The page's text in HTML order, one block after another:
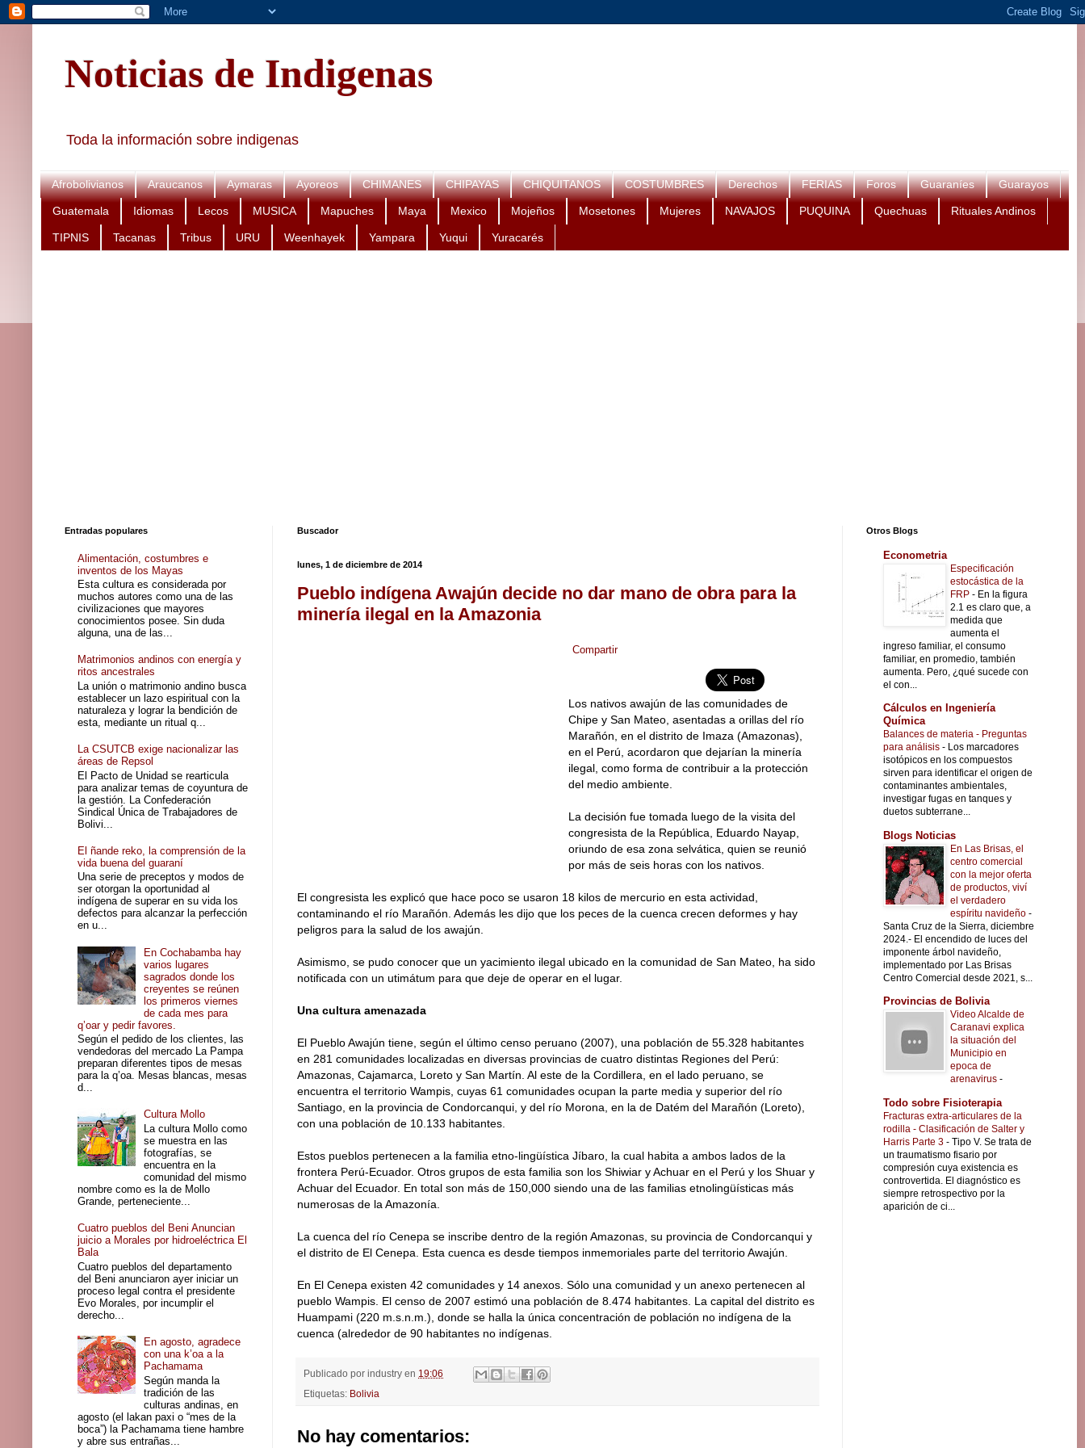
Noticias de Indigenas
Toda la información sobre indigenas
Afrobolivianos Araucanos Aymaras Ayoreos CHIMANES CHIPAYAS CHIQUITANOS COSTUMBRES Derechos FERIAS Foros Guaraníes Guarayos
Guatemala Idiomas Lecos MUSICA Mapuches Maya Mexico Mojeños Mosetones Mujeres NAVAJOS PUQUINA Quechuas Rituales Andinos
TIPNIS Tacanas Tribus URU Weenhayek Yampara Yuqui Yuracarés
Buscador
lunes, 1 de diciembre de 2014
Pueblo indígena Awajún decide no dar mano de obra para la
minería ilegal en la Amazonia
Compartir
Los nativos awajún de las comunidades de
Chipe y San Mateo, asentadas a orillas del río
Marañón, en el distrito de Imaza (Amazonas),
en el Perú, acordaron que dejarían la minería
ilegal, como forma de contribuir a la protección
del medio ambiente.
La decisión fue tomada luego de la visita del
congresista de la República, Eduardo Nayap,
oriundo de esa zona selvática, quien se reunió
por más de seis horas con los nativos.
El congresista les explicó que hace poco se usaron 18 kilos de mercurio en esta actividad,
contaminando el río Marañón. Además les dijo que los peces de la cuenca crecen deformes y hay
peligros para la salud de los awajún.
Asimismo, se pudo conocer que un yacimiento ilegal ubicado en la comunidad de San Mateo, ha sido
notificada con un utimátum para que deje de operar en el lugar.
Una cultura amenazada
El Pueblo Awajún tiene, según el último censo peruano (2007), una población de 55.328 habitantes
en 281 comunidades localizadas en diversas provincias de cuatro distintas Regiones del Perú:
Amazonas, Cajamarca, Loreto y San Martín. Al este de la Cordillera, en el lado peruano, se
encuentra el territorio Wampis, cuyas 61 comunidades ocupan la parte media y superior del río
Santiago, en la provincia de Condorcanqui, y del río Morona, en la de Datém del Marañón (Loreto),
con una población de 10.133 habitantes.
Estos pueblos pertenecen a la familia etno-lingüística Jíbaro, la cual habita a ambos lados de la
frontera Perú-Ecuador. Otros grupos de esta familia son los Shiwiar y Achuar en el Perú y los Shuar y
Achuar del Ecuador. En total son más de 150,000 siendo una de las familias etnolingüísticas más
numerosas de la Amazonía.
La cuenca del río Cenepa se inscribe dentro de la región Amazonas, su provincia de Condorcanqui y
el distrito de El Cenepa. Esta cuenca es desde tiempos inmemoriales parte del territorio Awajún.
En El Cenepa existen 42 comunidades y 14 anexos. Sólo una comunidad y un anexo pertenecen al
pueblo Wampis. El censo de 2007 estimó una población de 8.474 habitantes. La capital del distrito es
Huampami (220 m.s.n.m.), donde se halla la única concentración de población no indígena de la
cuenca (alrededor de 90 habitantes no indígenas.
Publicado por industry en 19:06
Etiquetas: Bolivia
No hay comentarios:
Entradas populares
Alimentación, costumbres e
inventos de los Mayas
Esta cultura es considerada por
muchos autores como una de las
civilizaciones que mayores
conocimientos posee. Sin duda
alguna, una de las...
Matrimonios andinos con energía y
ritos ancestrales
La unión o matrimonio andino busca
establecer un lazo espiritual con la
naturaleza y lograr la bendición de
esta, mediante un ritual q...
La CSUTCB exige nacionalizar las
áreas de Repsol
El Pacto de Unidad se rearticula
para analizar temas de coyuntura de
la gestión. La Confederación
Sindical Única de Trabajadores de
Bolivi...
El ñande reko, la comprensión de la
vida buena del guaraní
Una serie de preceptos y modos de
ser otorgan la oportunidad al
indígena de superar en su vida los
defectos para alcanzar la perfección
en u...
En Cochabamba hay
varios lugares
sagrados donde los
creyentes se reúnen
los primeros viernes
de cada mes para
q’oar y pedir favores.
Según el pedido de los clientes, las
vendedoras del mercado La Pampa
preparan diferentes tipos de mesas
para la q’oa. Mesas blancas, mesas
d...
Cultura Mollo
La cultura Mollo como
se muestra en las
fotografías, se
encuentra en la
comunidad del mismo
nombre como es la de Mollo
Grande, perteneciente...
Cuatro pueblos del Beni Anuncian
juicio a Morales por hidroeléctrica El
Bala
Cuatro pueblos del departamento
del Beni anunciaron ayer iniciar un
proceso legal contra el presidente
Evo Morales, por incumplir el
derecho...
En agosto, agradece
con una k’oa a la
Pachamama
Según manda la
tradición de las
culturas andinas, en
agosto (el lakan paxi o “mes de la
boca”) la Pachamama tiene hambre
y abre sus entrañas...
Otros Blogs
Econometria
Especificación
estocástica de la
FRP - En la figura
2.1 es claro que, a
medida que
aumenta el
ingreso familiar, el consumo
familiar, en promedio, también
aumenta. Pero, ¿qué sucede con
el con...
Cálculos en Ingeniería
Química
Balances de materia - Preguntas
para análisis - Los marcadores
isotópicos en los compuestos
sirven para identificar el origen de
contaminantes ambientales,
investigar fugas en tanques y
duetos subterrane...
Blogs Noticias
En Las Brisas, el
centro comercial
con la mejor oferta
de productos, viví
el verdadero
espíritu navideño -
Santa Cruz de la Sierra, diciembre
2024.- El encendido de luces del
imponente árbol navideño,
implementado por Las Brisas
Centro Comercial desde 2021, s...
Provincias de Bolivia
Video Alcalde de
Caranavi explica
la situación del
Municipio en
epoca de
arenavirus -
Todo sobre Fisioterapia
Fracturas extra-articulares de la
rodilla - Clasificación de Salter y
Harris Parte 3 - Tipo V. Se trata de
un traumatismo fisario por
compresión cuya existencia es
controvertida. El diagnóstico es
siempre retrospectivo por la
aparición de ci...